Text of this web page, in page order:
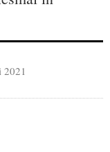
2021